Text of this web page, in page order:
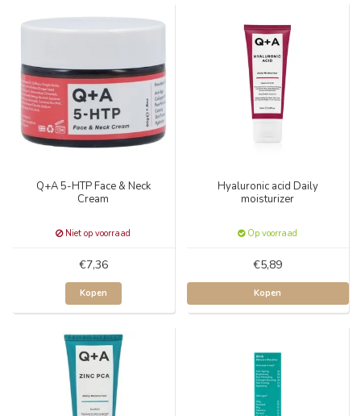
Q+A 5-HTP Face & Neck
Cream
Niet op voorraad
€7,36
Kopen
Hyaluronic acid Daily
moisturizer
Op voorraad
€5,89
Kopen